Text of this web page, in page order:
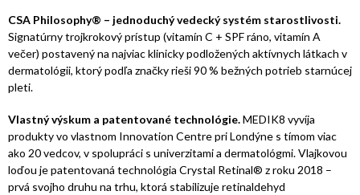
CSA Philosophy® – jednoduchý vedecký systém starostlivosti.
Signatúrny trojkrokový prístup (vitamín C + SPF ráno, vitamín A
večer) postavený na najviac klinicky podložených aktívnych látkach v
dermatológii, ktorý podľa značky rieši 90 % bežných potrieb starnúcej
pleti.
Vlastný výskum a patentované technológie.MEDIK8 vyvíja
produkty vo vlastnom Innovation Centre pri Londýne s tímom viac
ako 20 vedcov, v spolupráci s univerzitami a dermatológmi. Vlajkovou
loďou je patentovaná technológia Crystal Retinal® z roku 2018 –
prvá svojho druhu na trhu, ktorá stabilizuje retinaldehyd